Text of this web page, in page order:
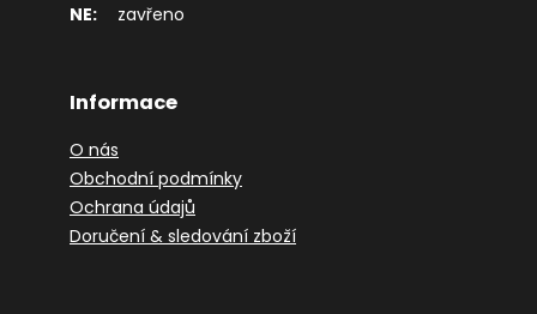
NE:
zavřeno
Informace
O nás
Obchodní podmínky
Ochrana údajů
Doručení & sledování zboží